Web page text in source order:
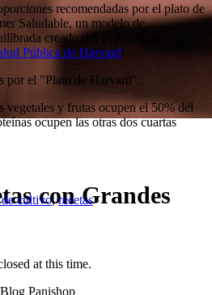
con Grandes
recomendadas por el plato de
Saludable, un modelo de
creado por expertos en
Pública de Harvard
vegetales y frutas ocupen el 50% del
ocupen las otras dos cuartas
de cultivo,recetas
at this time.